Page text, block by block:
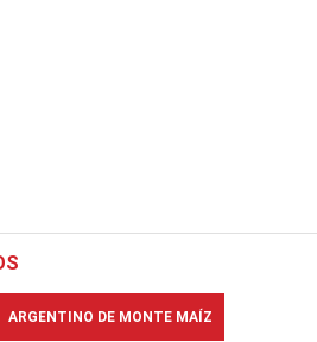
ARGENTINO DE MONTE MAÍZ